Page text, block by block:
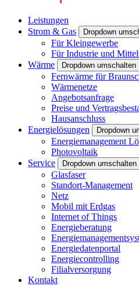
Leistungen
Strom & Gas
Dropdown
Für Kleingewerbe
Für Industrie und
Wärme
Dropdown umschalten
Fernwärme für
Wärmenetze
Angebotsanfrage
Preise und
Hausanschluss
Energielösungen
Dropdown
Energiemanagement
Photovoltaik
Service
Dropdown umschalten
Glasfaser
Standort-Management
Netz
Mobil mit Erdgas
Internet of Things
Energieberatung
Energiedatenportal
Energiecontrolling
Filialversorgung
Kontakt